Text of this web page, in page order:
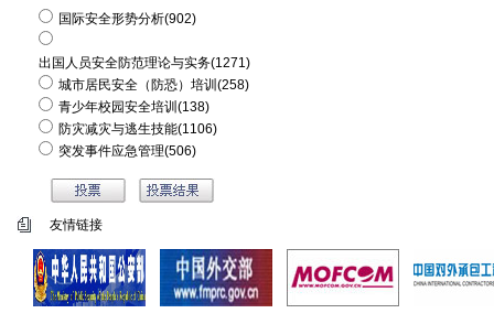
国际安全形势分析(902)
出国人员安全防范理论与实务(1271)
城市居民安全（防恐）培训(258)
青少年校园安全培训(138)
防灾减灾与逃生技能(1106)
突发事件应急管理(506)
友情链接